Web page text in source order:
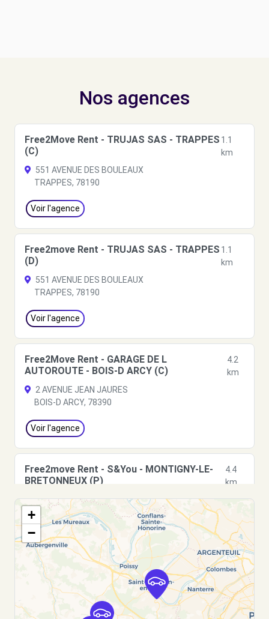
Nos agences
Free2Move Rent - TRUJAS SAS - TRAPPES
(C)
1.1
km
551 AVENUE DES BOULEAUX
TRAPPES, 78190
Voir l'agence
Free2move Rent - TRUJAS SAS - TRAPPES
(D)
1.1
km
551 AVENUE DES BOULEAUX
TRAPPES, 78190
Voir l'agence
Free2Move Rent - GARAGE DE L
AUTOROUTE - BOIS-D ARCY (C)
4.2
km
2 AVENUE JEAN JAURES
BOIS-D ARCY, 78390
Voir l'agence
Free2move Rent - S&You - MONTIGNY-LE-
BRETONNEUX (P)
4.4
km
13 AVENUE AMPERE
MONTIGNY-LE-BRETONNEUX, 78180
Voir l'agence
Free2Move Rent - GARAGE DE LA CHAINE -
PLAISIR (C)
4.8
km
1264 RUE JULES REGNIER
+
−